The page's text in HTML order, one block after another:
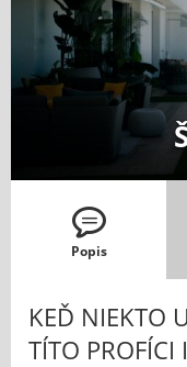
Popis
KEĎ NIEKTO
TÍTO PROFÍCI